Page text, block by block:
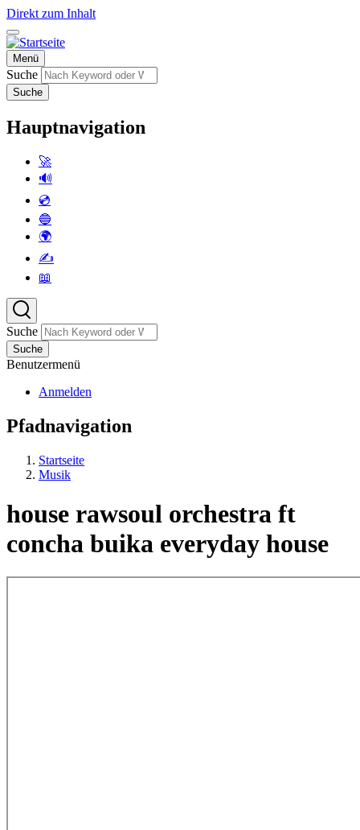
Direkt zum Inhalt
Menü
Suche
Suche
Hauptnavigation
🚀
🔊
💿
🔵
🌍
✍️
📖
Suche
Suche
Benutzermenü
Anmelden
Pfadnavigation
Startseite
Musik
house rawsoul orchestra ft
concha buika everyday house